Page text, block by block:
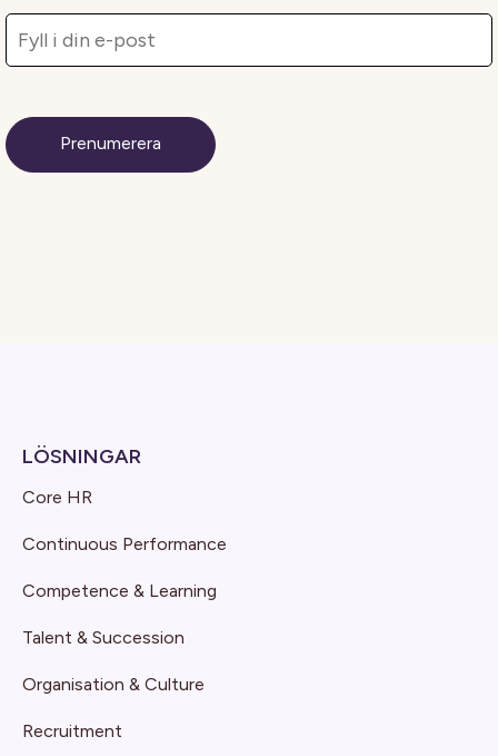
LÖSNINGAR
Core HR
Continuous Performance
Competence & Learning
Talent & Succession
Organisation & Culture
Recruitment